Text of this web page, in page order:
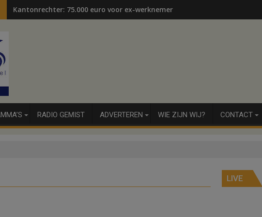
Kantonrechter: 75.000 euro voor ex-werknemers
RADIO GEMIST ADVERTEREN WIE ZIJN WIJ? CONTACT
LIVE